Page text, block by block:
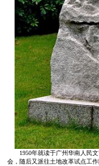
1950年就读于广州华南人民文
会，随后又派往土地改革试点工